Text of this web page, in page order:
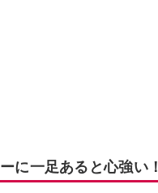
に一足あると心強い！